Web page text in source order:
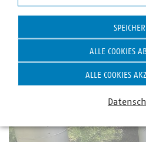
Broschüre die wichtigsten
Statistik
ALLE COOKIES
ALLE COOKIES